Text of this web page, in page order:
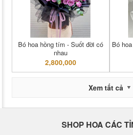
Bó hoa hồng tím - Suốt đời có
nhau
2,800,000
Bó
Xem tất cả
SHOP HOA CÁC